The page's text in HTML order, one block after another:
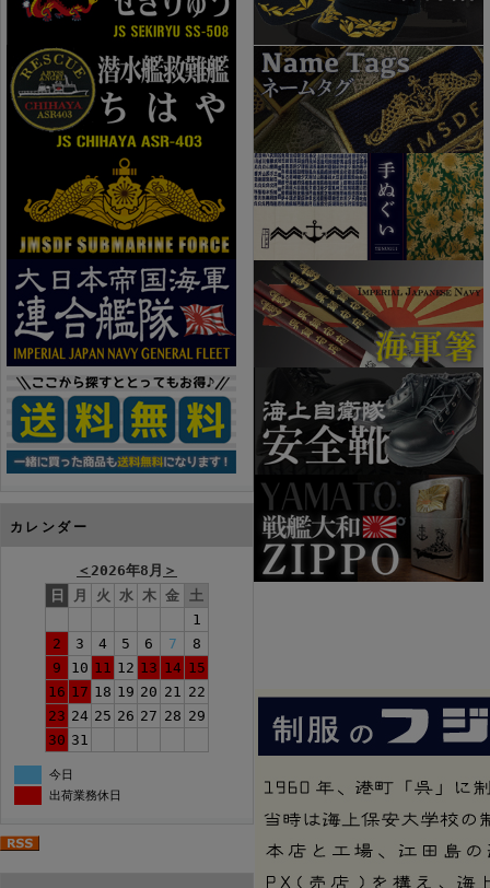
カレンダー
＜ 2026年8月 ＞
日
月 火 水 木 金 土
1
2
3 4 5 6 7
8
9
10 11 12 13 14 15
16 17 18 19 20 21 22
23 24 25 26 27 28 29
30 31
今日
出荷業務休日